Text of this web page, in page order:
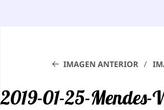
IMAGEN ANTERIOR
2019-01-25-Mendes-